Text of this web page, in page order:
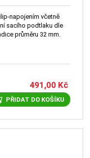
napojením včetně
sacího podtlaku dle
průměru 32 mm.
491,00 Kč
PŘIDAT DO KOŠÍKU